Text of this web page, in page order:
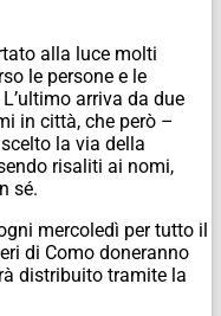
alla luce molti
le persone e le
arriva da due
in città, che però –
la via della
risaliti ai nomi,
sé.
mercoledì per tutto il
di Como doneranno
distribuito tramite la